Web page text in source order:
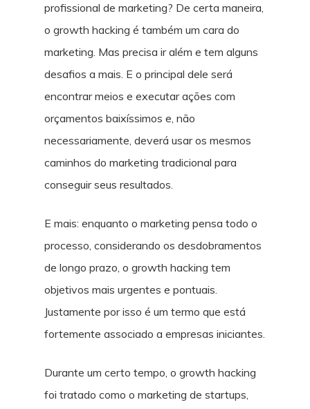
profissional de marketing? De certa maneira,
o growth hacking é também um cara do
marketing. Mas precisa ir além e tem alguns
desafios a mais. E o principal dele será
encontrar meios e executar ações com
orçamentos baixíssimos e, não
necessariamente, deverá usar os mesmos
caminhos do marketing tradicional para
conseguir seus resultados.
E mais: enquanto o marketing pensa todo o
processo, considerando os desdobramentos
de longo prazo, o growth hacking tem
objetivos mais urgentes e pontuais.
Justamente por isso é um termo que está
fortemente associado a empresas iniciantes.
Durante um certo tempo, o growth hacking
foi tratado como o marketing de startups,